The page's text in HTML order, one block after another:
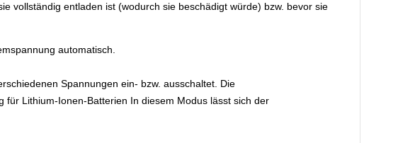
vollständig entladen ist (wodurch sie beschädigt würde) bzw. bevor sie
automatisch.
Spannungen ein- bzw. ausschaltet. Die
Lithium-Ionen-Batterien In diesem Modus lässt sich der